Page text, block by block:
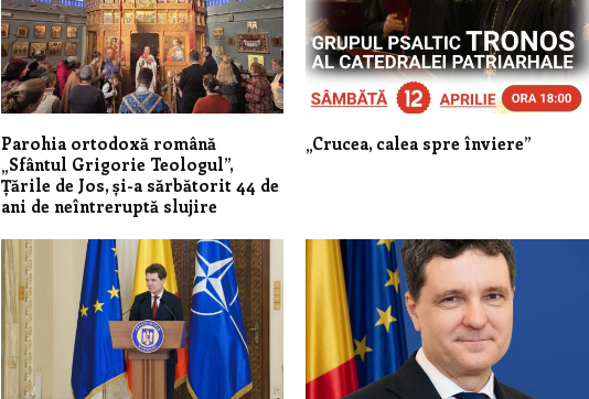
Parohia ortodoxă română
„Sfântul Grigorie Teologul”,
Țările de Jos, și-a sărbătorit 44 de
ani de neîntreruptă slujire
„Crucea, calea spre înviere”